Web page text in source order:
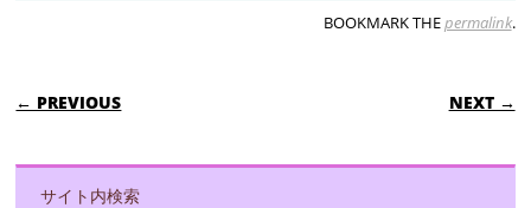
BOOKMARK THEpermalink.
POST NAVIGATION
← PREVIOUS NEXT →
サイト内検索